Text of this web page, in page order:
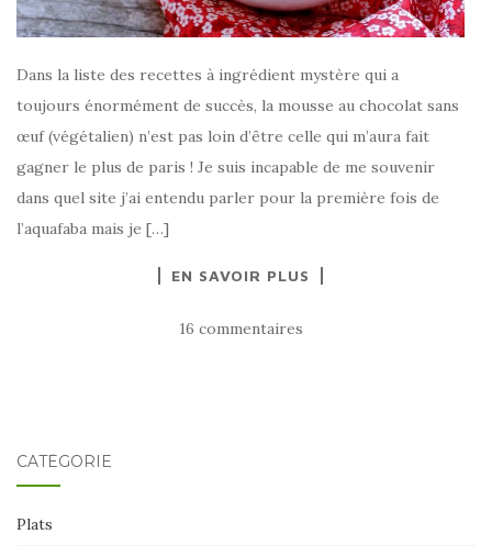
Dans la liste des recettes à ingrédient mystère qui a
toujours énormément de succès, la mousse au chocolat sans
œuf (végétalien) n’est pas loin d’être celle qui m’aura fait
gagner le plus de paris ! Je suis incapable de me souvenir
dans quel site j’ai entendu parler pour la première fois de
l’aquafaba mais je […]
EN SAVOIR PLUS
16 commentaires
CATÉGORIE
Plats